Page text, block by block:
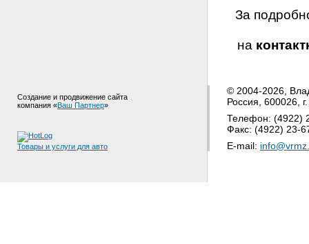
За
на
Создание и продвижение сайта
компания «Ваш Партнер»
Товары и услуги для авто
© 2004-2026,
Россия, 600026,
Телефон: (4922)
Факс: (4922) 23-
E-mail: